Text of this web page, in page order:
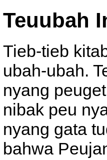
Teuubah
Tieb-tieb
ubah-ubah.
nyang
nibak peu
nyang gata
bahwa